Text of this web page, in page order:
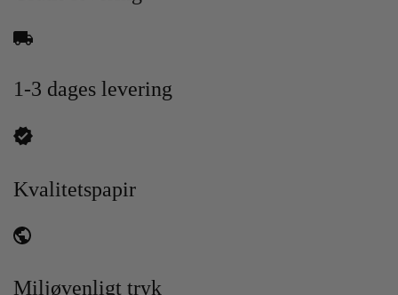
1-3 dages levering
Kvalitetspapir
Miljøvenligt tryk